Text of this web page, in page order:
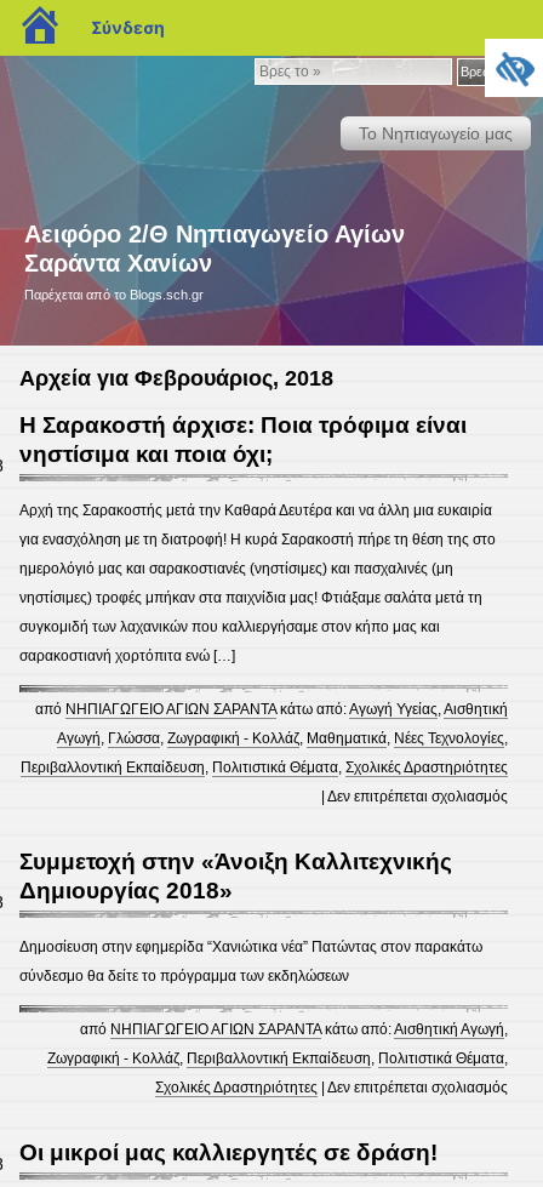
Βρες
Βρες το »
Το Νηπιαγωγείο μας
Αειφόρο 2/Θ Νηπιαγωγείο Αγίων
Σαράντα Χανίων
Παρέχεται από το Blogs.sch.gr
Αρχεία για Φεβρουάριος, 2018
Η Σαρακοστή άρχισε: Ποια τρόφιμα είναι
νηστίσιμα και ποια όχι;
Αρχή της Σαρακοστής μετά την Καθαρά Δευτέρα και να άλλη μια ευκαιρία
για ενασχόληση με τη διατροφή! Η κυρά Σαρακοστή πήρε τη θέση της στο
ημερολόγιό μας και σαρακοστιανές (νηστίσιμες) και πασχαλινές (μη
νηστίσιμες) τροφές μπήκαν στα παιχνίδια μας! Φτιάξαμε σαλάτα μετά τη
συγκομιδή των λαχανικών που καλλιεργήσαμε στον κήπο μας και
σαρακοστιανή χορτόπιτα ενώ […]
από ΝΗΠΙΑΓΩΓΕΙΟ ΑΓΙΩΝ ΣΑΡΑΝΤΑκάτω από:Αγωγή Υγείας,Αισθητική
Αγωγή, Γλώσσα,Ζωγραφική - Κολλάζ, Μαθηματικά, Νέες Τεχνολoγίες,
Περιβαλλοντική Εκπαίδευση, Πολιτιστικά Θέματα,Σχολικές Δραστηριότητες
|Δεν επιτρέπεται σχολιασμός
Ποια
Συμμετοχή στην «Άνοιξη Καλλιτεχνικής
Δημιουργίας 2018»
Δημοσίευση στην εφημερίδα “Χανιώτικα νέα” Πατώντας στον παρακάτω
σύνδεσμο θα δείτε το πρόγραμμα των εκδηλώσεων
από ΝΗΠΙΑΓΩΓΕΙΟ ΑΓΙΩΝ ΣΑΡΑΝΤΑκάτω από:Αισθητική Αγωγή,
Ζωγραφική - Κολλάζ, Περιβαλλοντική Εκπαίδευση, Πολιτιστικά Θέματα,
Σχολικές Δραστηριότητες |Δεν επιτρέπεται σχολιασμός
Οι μικροί μας καλλιεργητές σε δράση!
blogs.sch.gr
Σύνδεση